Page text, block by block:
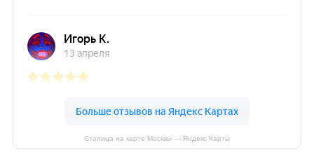
Столица на карте Москвы — Яндекс Карты